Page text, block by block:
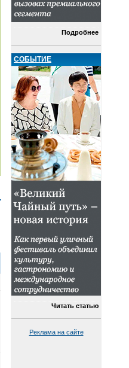
Подробнее
СОБЫТИЕ
Читать статью
Реклама на сайте